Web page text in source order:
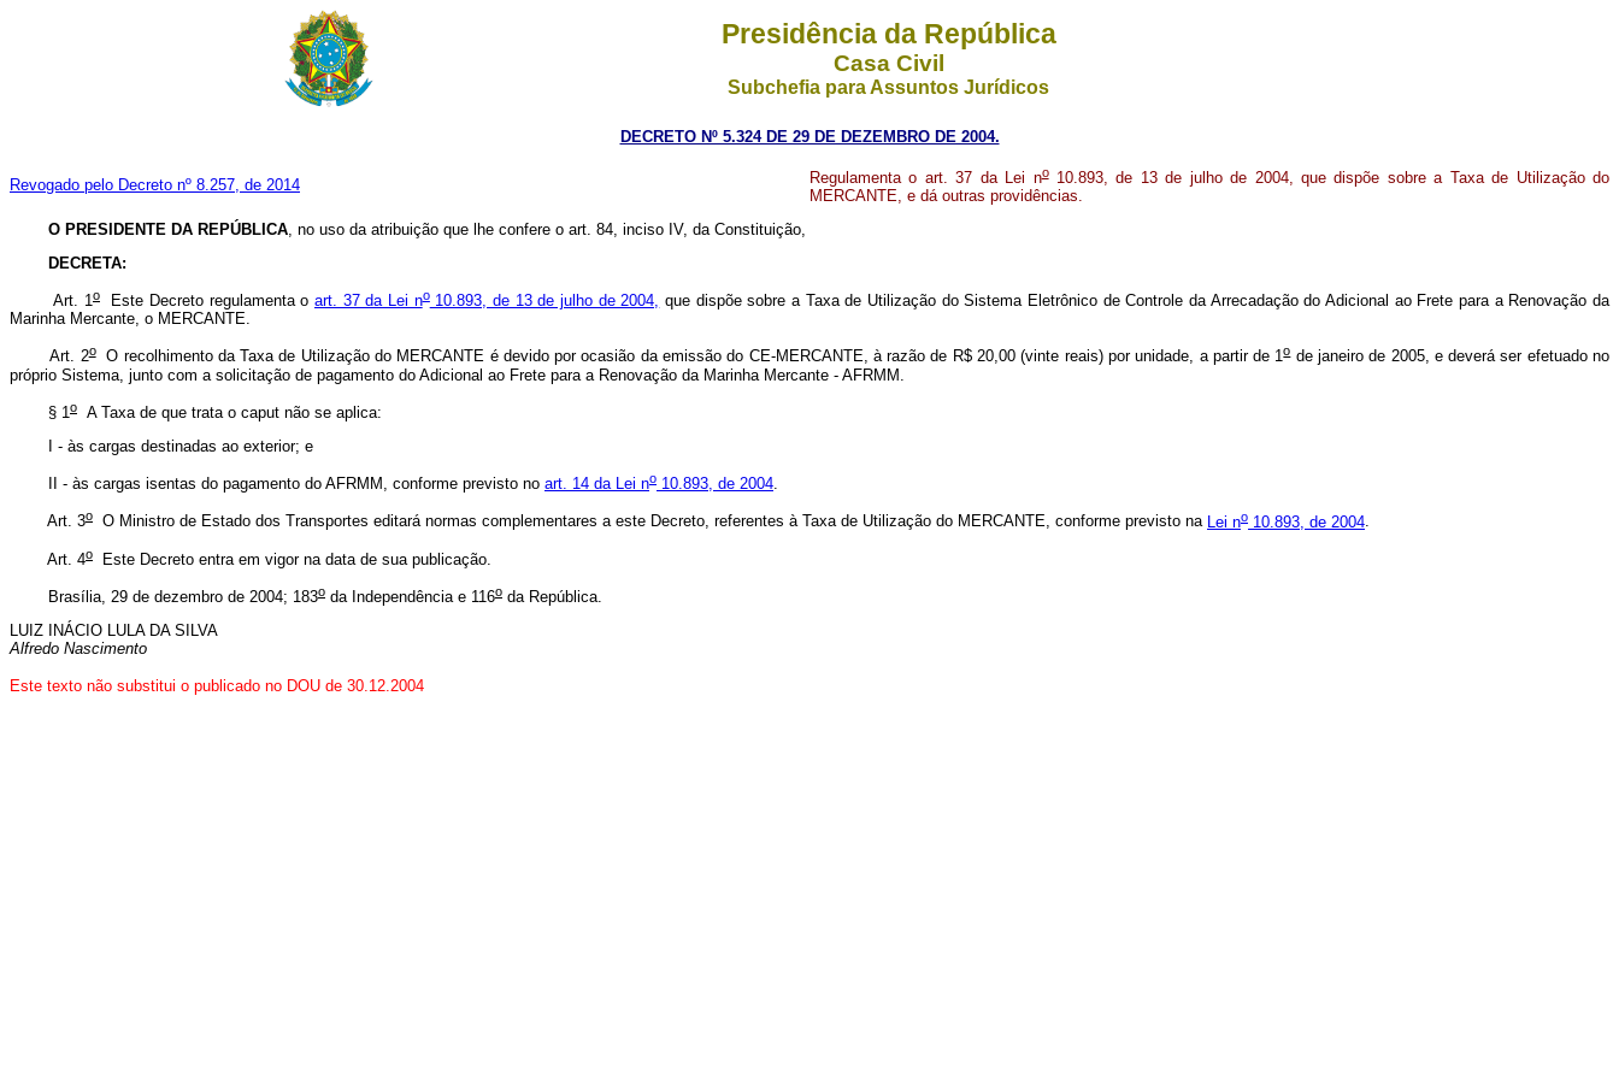
Presidência da República
Casa Civil
Subchefia para Assuntos Jurídicos
DECRETO Nº 5.324 DE 29 DE DEZEMBRO DE 2004.
Revogado pelo Decreto nº 8.257, de 2014 Regulamenta o art. 37 da Lei no10.893, de 13 de julho de 2004, que dispõe sobre a Taxa de Utilização do
MERCANTE, e dá outras providências.
O PRESIDENTE DA REPÚBLICA, no uso da atribuição que lhe confere o art. 84, inciso IV, da Constituição,
DECRETA:
Art. 1o Este Decreto regulamenta o art. 37 da Lei no10.893, de 13 de julho de 2004, que dispõe sobre a Taxa de Utilização do Sistema Eletrônico de Controle da Arrecadação do Adicional ao Frete para a Renovação da
Marinha Mercante, o MERCANTE.
Art. 2oO recolhimento da Taxa de Utilização do MERCANTE é devido por ocasião da emissão do CE-MERCANTE, à razão de R$ 20,00 (vinte reais) por unidade, a partir de 1ode janeiro de 2005, e deverá ser efetuado no
próprio Sistema, junto com a solicitação de pagamento do Adicional ao Frete para a Renovação da Marinha Mercante - AFRMM.
§ 1 o
A Taxa de que trata o caput não se aplica:
I - às cargas destinadas ao exterior; e
II - às cargas isentas do pagamento do AFRMM, conforme previsto no art. 14 da Lei no 10.893, de 2004.
Art. 3o O Ministro de Estado dos Transportes editará normas complementares a este Decreto, referentes à Taxa de Utilização do MERCANTE, conforme previsto na Lei no 10.893, de 2004.
Art. 4o Este Decreto entra em vigor na data de sua publicação.
Brasília, 29 de dezembro de 2004; 183o da Independência e 116o da República.
LUIZ INÁCIO LULA DA SILVA
Alfredo Nascimento
Este texto não substitui o publicado no DOU de 30.12.2004